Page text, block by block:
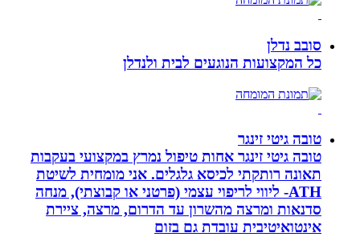
סובב נדלן
כל המקצועות הנוגעים לבית ולנדלן
טובה גיטי זינגר
טובה גיטי זינגר אחות טיפול נמרץ במקצועי בעקבות
תאונה רותקתי לכיסא גלגלים. אני מומחית לשיטת
ATH- ליווי לריפוי עצמי (פרטני או קבוצתי), מנחה
סדנאות ומרצה מהשרון עד הדרום, מרצה, ציירת
אינטואיטיבית עובדת גם בזום